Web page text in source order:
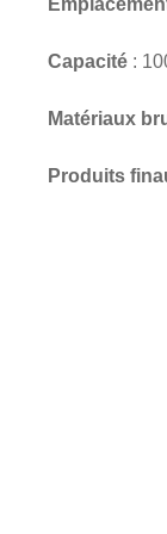
Capacité :
Matériaux
Produits